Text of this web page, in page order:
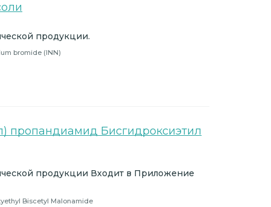
продукции.
bromide (INN)
пропандиамид Бисгидроксиэтил
продукции Входит в Приложение
Biscetyl Malonamide